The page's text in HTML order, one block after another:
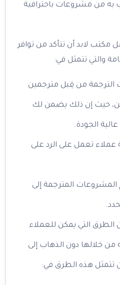
به من مشروعات باحترافية
مكتب لابد أن تتأكد من توافر
والتي تتمثل في:
الترجمة من قِبل مترجمين
حيث إن ذلك يضمن لك
الجودة.
عملاء تعمل على الرد على
المشروعات المترجمة إلى
الطرق التي يمكن للعملاء
خلالها دون الذهاب إلى
تتمثل هذه الطرق في: